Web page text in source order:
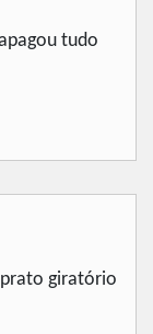
tudo
giratório